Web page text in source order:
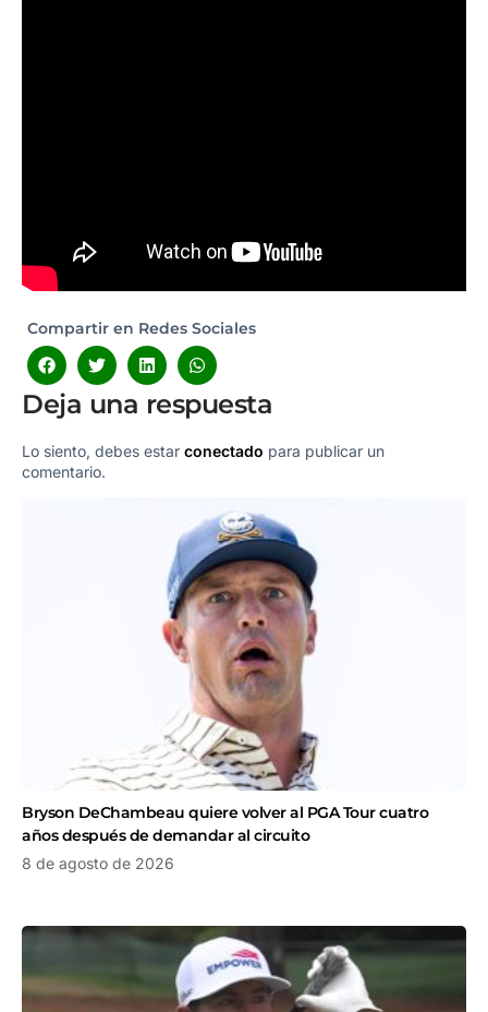
Compartir en Redes Sociales
Deja una respuesta
Lo siento, debes estar conectado para publicar un
comentario.
Bryson DeChambeau quiere volver al PGA Tour cuatro
años después de demandar al circuito
8 de agosto de 2026